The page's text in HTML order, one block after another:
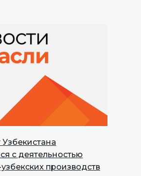
с деятельностью
производств
INNOPROM
Talks